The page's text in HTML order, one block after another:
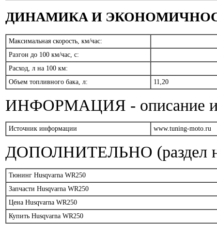
ДИНАМИКА И
Максимальная скорость, км/час:
Разгон до 100 км/час, с:
Расход, л на 100 км:
Объем топливного бака, л:
11,20
ИНФОРМАЦИЯ - описание и
Источник информации www.tuning-moto.ru
ДОПОЛНИТЕЛЬНО (раздел
Тюнинг Husqvarna WR250
Запчасти Husqvarna WR250
Цена Husqvarna WR250
Купить Husqvarna WR250